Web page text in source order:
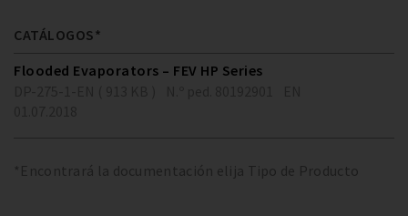
CATÁLOGOS*
Flooded Evaporators – FEV HP Series
*Encontrará la documentación elija Tipo de Producto